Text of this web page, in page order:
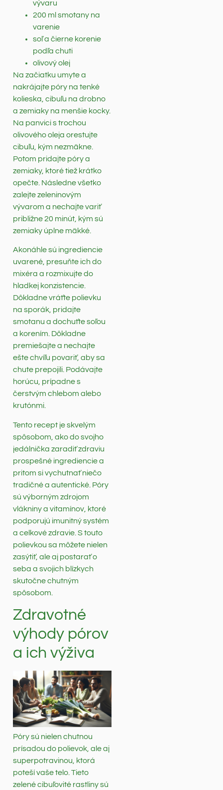
vývaru
200 ml smotany na
varenie
soľ a čierne korenie
podľa chuti
olivový olej
Na začiatku umyte a
nakrájajte póry na tenké
kolieska, cibuľu na drobno
a zemiaky na menšie kocky.
Na panvici s trochou
olivového oleja orestujte
cibuľu, kým nezmäkne.
Potom pridajte póry a
zemiaky, ktoré tiež krátko
opečte. Následne všetko
zalejte zeleninovým
vývarom a nechajte variť
približne 20 minút, kým sú
zemiaky úplne mäkké.
Akonáhle sú ingrediencie
uvarené, presuňte ich do
mixéra a rozmixujte do
hladkej konzistencie.
Dôkladne vráťte polievku
na sporák, pridajte
smotanu a dochuťte soľou
a korením. Dôkladne
premiešajte a nechajte
ešte chvíľu povariť, aby sa
chute prepojili. Podávajte
horúcu, prípadne s
čerstvým chlebom alebo
krutónmi.
Tento recept je skvelým
spôsobom, ako do svojho
jedálnička zaradiť zdraviu
prospešné ingrediencie a
pritom si vychutnať niečo
tradičné a autentické. Póry
sú výborným zdrojom
vlákniny a vitamínov, ktoré
podporujú imunitný systém
a celkové zdravie. S touto
polievkou sa môžete nielen
zasýtiť, ale aj postarať o
seba a svojich blízkych
skutočne chutným
spôsobom.
Zdravotné
výhody pórov
a ich výživa
Póry sú nielen chutnou
prísadou do polievok, ale aj
superpotravinou, ktorá
poteší vaše telo. Tieto
zelené cibuľovité rastliny sú